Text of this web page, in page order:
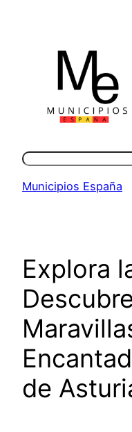
contenido
Buscar
Municipios España
Explora
de